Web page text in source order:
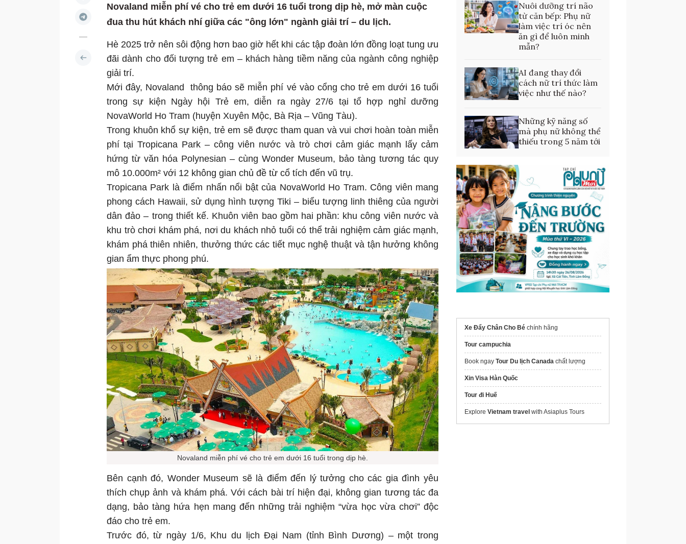
Novaland miễn phí vé cho trẻ em dưới 16 tuổi trong dịp hè, mở màn cuộc
đua thu hút khách nhí giữa các "ông lớn" ngành giải trí – du lịch.
Hè 2025 trở nên sôi động hơn bao giờ hết khi các tập đoàn lớn đồng loạt tung ưu
đãi dành cho đối tượng trẻ em – khách hàng tiềm năng của ngành công nghiệp
giải trí.
Mới đây, Novaland thông báo sẽ miễn phí vé vào cổng cho trẻ em dưới 16 tuổi
trong sự kiện Ngày hội Trẻ em, diễn ra ngày 27/6 tại tổ hợp nghỉ dưỡng
NovaWorld Ho Tram (huyện Xuyên Mộc, Bà Rịa – Vũng Tàu).
Trong khuôn khổ sự kiện, trẻ em sẽ được tham quan và vui chơi hoàn toàn miễn
phí tại Tropicana Park – công viên nước và trò chơi cảm giác mạnh lấy cảm
hứng từ văn hóa Polynesian – cùng Wonder Museum, bảo tàng tương tác quy
mô 10.000m² với 12 không gian chủ đề từ cổ tích đến vũ trụ.
Tropicana Park là điểm nhấn nổi bật của NovaWorld Ho Tram. Công viên mang
phong cách Hawaii, sử dụng hình tượng Tiki – biểu tượng linh thiêng của người
dân đảo – trong thiết kế. Khuôn viên bao gồm hai phần: khu công viên nước và
khu trò chơi khám phá, nơi du khách nhỏ tuổi có thể trải nghiệm cảm giác mạnh,
khám phá thiên nhiên, thưởng thức các tiết mục nghệ thuật và tận hưởng không
gian ẩm thực phong phú.
Novaland miễn phí vé cho trẻ em dưới 16 tuổi trong dịp hè.
Bên cạnh đó, Wonder Museum sẽ là điểm đến lý tưởng cho các gia đình yêu
thích chụp ảnh và khám phá. Với cách bài trí hiện đại, không gian tương tác đa
dạng, bảo tàng hứa hẹn mang đến những trải nghiệm “vừa học vừa chơi” độc
đáo cho trẻ em.
Trước đó, từ ngày 1/6, Khu du lịch Đại Nam (tỉnh Bình Dương) – một trong
Nuôi dưỡng trí não
từ căn bếp: Phụ nữ
làm việc trí óc nên
ăn gì để luôn minh
mẫn?
AI đang thay đổi
cách nữ trí thức làm
việc như thế nào?
Những kỹ năng số
mà phụ nữ không thể
thiếu trong 5 năm tới
Xe Đẩy Chân Cho Bé chính hãng
Tour campuchia
Book ngay Tour Du lịch Canada chất lượng
Xin Visa Hàn Quốc
Tour đi Huế
Explore Vietnam travel with Asiaplus Tours